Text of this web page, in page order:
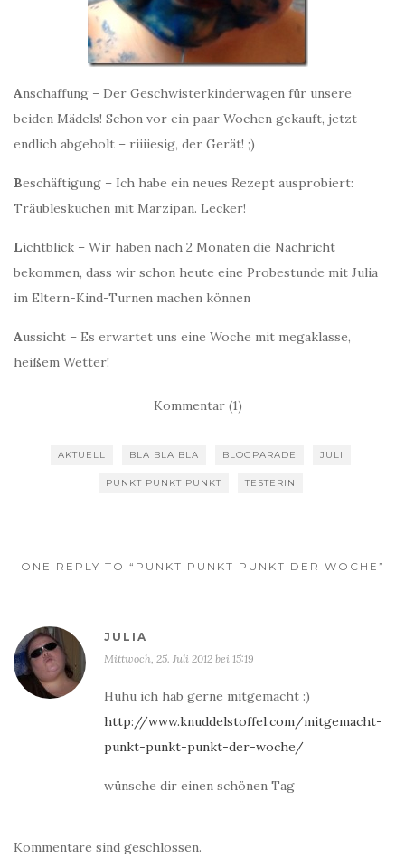
Anschaffung – Der Geschwisterkinderwagen für unsere
beiden Mädels! Schon vor ein paar Wochen gekauft, jetzt
endlich abgeholt – riiiiesig, der Gerät! ;)
Beschäftigung – Ich habe ein neues Rezept ausprobiert:
Träubleskuchen mit Marzipan. Lecker!
Lichtblick – Wir haben nach 2 Monaten die Nachricht
bekommen, dass wir schon heute eine Probestunde mit Julia
im Eltern-Kind-Turnen machen können
Aussicht – Es erwartet uns eine Woche mit megaklasse,
heißem Wetter!
Kommentar (1)
AKTUELL BLA BLA BLA BLOGPARADE JULI
PUNKT PUNKT PUNKT TESTERIN
ONE REPLY TO “PUNKT PUNKT PUNKT DER WOCHE”
JULIA
Mittwoch, 25. Juli 2012 bei 15:19
Huhu ich hab gerne mitgemacht :)
http://www.knuddelstoffel.com/mitgemacht-
punkt-punkt-punkt-der-woche/
wünsche dir einen schönen Tag
Kommentare sind geschlossen.